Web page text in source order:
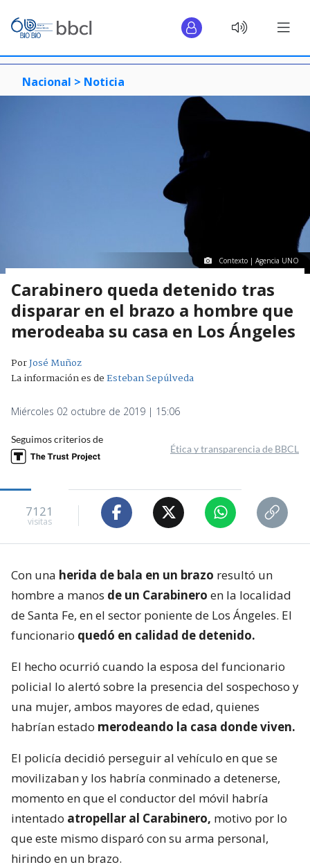
Nacional > Noticia
Contexto | Agencia UNO
Carabinero queda detenido tras
disparar en el brazo a hombre que
merodeaba su casa en Los Ángeles
PorJosé Muñoz
La información es deEsteban Sepúlveda
Miércoles 02 octubre de 2019 | 15:06
Seguimos criterios de
Ética y transparencia de BBCL
7121
visitas
Con una herida de bala en un brazo resultó un
hombre a manos de un Carabinero en la localidad
de Santa Fe, en el sector poniente de Los Ángeles. El
funcionario quedó en calidad de detenido.
El hecho ocurrió cuando la esposa del funcionario
policial lo alertó sobre la presencia del sospechoso y
una mujer, ambos mayores de edad, quienes
habrían estado merodeando la casa donde viven.
El policía decidió perseguir al vehículo en que se
movilizaban y los habría conminado a detenerse,
momento en que el conductor del móvil habría
intentado atropellar al Carabinero, motivo por lo
que este mismo disparó con su arma personal,
hirindo en un brazo.